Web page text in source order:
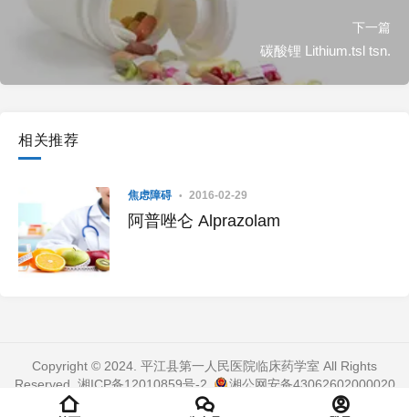
下一篇
碳酸锂 Lithium.tsl tsn.
相关推荐
焦虑障碍 2016-02-29
阿普唑仑 Alprazolam
Copyright © 2024. 平江县第一人民医院临床药学室 All Rights
Reserved. 湘ICP备12010859号-2
湘公网安备43062602000020
. 页面加载时间：0.498 秒